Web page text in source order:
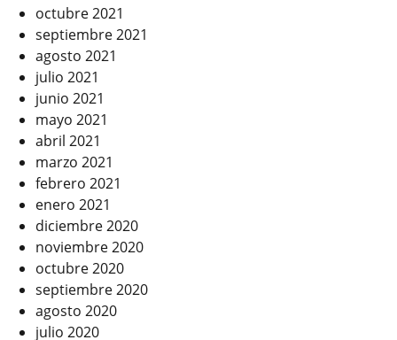
octubre 2021
septiembre 2021
agosto 2021
julio 2021
junio 2021
mayo 2021
abril 2021
marzo 2021
febrero 2021
enero 2021
diciembre 2020
noviembre 2020
octubre 2020
septiembre 2020
agosto 2020
julio 2020